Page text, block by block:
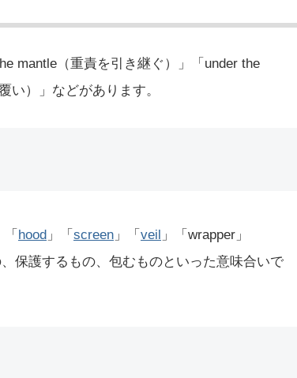
mantle（重責を引き継ぐ）」「under the
い）」などがあります。
「 hood 」「 screen 」「 veil 」「wrapper」
保護するもの、包むものといった意味合いで